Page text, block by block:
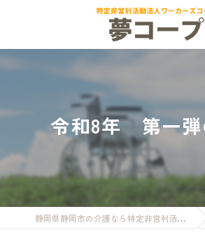
令和8年 第一弾
静岡県静岡市の介護なら特定非営利活動法人ワーカーズコープ夢コープ